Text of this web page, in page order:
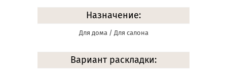
Назначение:
Для дома / Для салона
Вариант раскладки: